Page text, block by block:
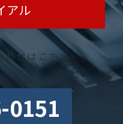
アル
せはこちら
0151